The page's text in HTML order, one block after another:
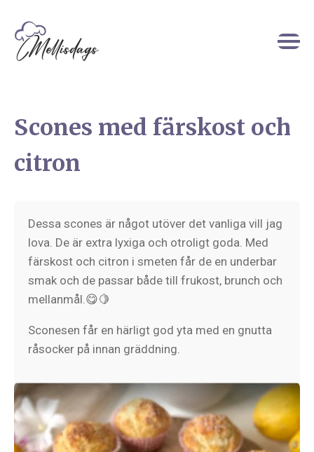
Scones med färskost och
citron
Dessa scones är något utöver det vanliga vill jag
lova. De är extra lyxiga och otroligt goda. Med
färskost och citron i smeten får de en underbar
smak och de passar både till frukost, brunch och
mellanmål.😋🍋
Sconesen får en härligt god yta med en gnutta
råsocker på innan gräddning.